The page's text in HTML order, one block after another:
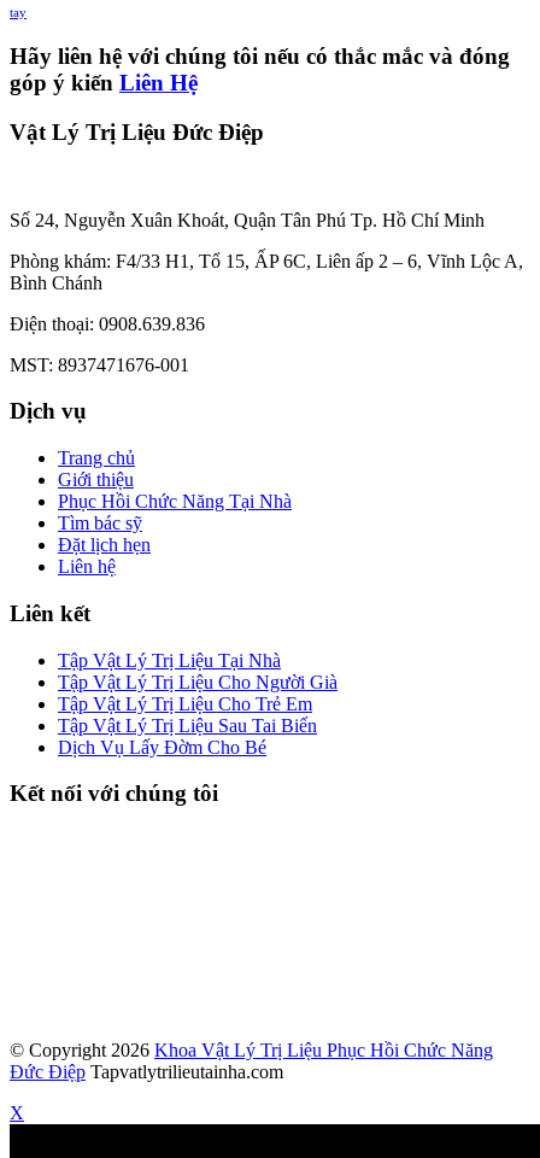
tay
Hãy liên hệ với chúng tôi nếu có thắc mắc và đóng
góp ý kiến Liên Hệ
Vật Lý Trị Liệu Đức Điệp
Số 24, Nguyễn Xuân Khoát, Quận Tân Phú Tp. Hồ Chí Minh
Phòng khám: F4/33 H1, Tổ 15, ẤP 6C, Liên ấp 2 – 6, Vĩnh Lộc A,
Bình Chánh
Điện thoại: 0908.639.836
MST: 8937471676-001
Dịch vụ
Trang chủ
Giới thiệu
Phục Hồi Chức Năng Tại Nhà
Tìm bác sỹ
Đặt lịch hẹn
Liên hệ
Liên kết
Tập Vật Lý Trị Liệu Tại Nhà
Tập Vật Lý Trị Liệu Cho Người Già
Tập Vật Lý Trị Liệu Cho Trẻ Em
Tập Vật Lý Trị Liệu Sau Tai Biến
Dịch Vụ Lấy Đờm Cho Bé
Kết nối với chúng tôi
© Copyright 2026 Khoa Vật Lý Trị Liệu Phục Hồi Chức Năng
Đức Điệp Tapvatlytrilieutainha.com
X